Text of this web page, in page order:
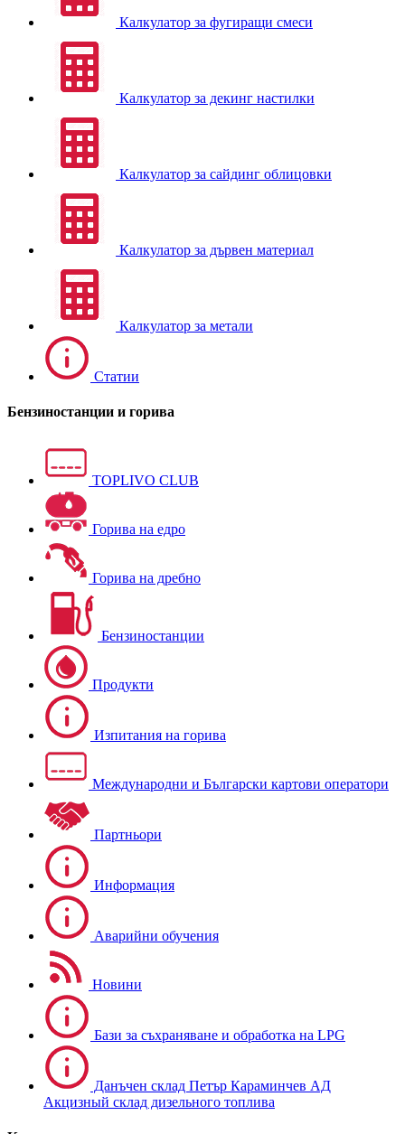
Калкулатор за фугиращи смеси
Калкулатор за декинг настилки
Калкулатор за сайдинг облицовки
Калкулатор за дървен материал
Калкулатор за метали
Статии
Бензиностанции и горива
TOPLIVO CLUB
Горива на едро
Горива на дребно
Бензиностанции
Продукти
Изпитания на горива
Международни и Български картови оператори
Партньори
Информация
Аварийни обучения
Новини
Бази за съхраняване и обработка на LPG
Данъчен склад Петър Караминчев АД
Акцизный склад дизельного топлива